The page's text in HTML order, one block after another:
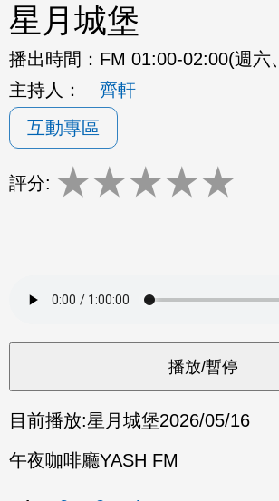
星月城堡
播出時間： FM 01:00-02:00(週六
主持人：
齊軒
互動專區
評分: ★★★★★
目前播放:星月城堡2026/05/16
午夜咖啡廳YASH FM